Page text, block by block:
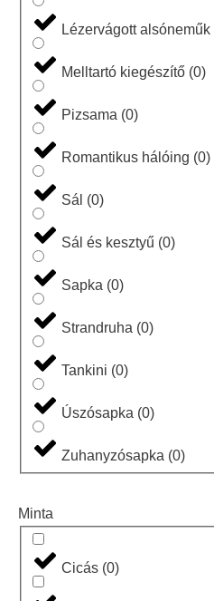
Lézervágott alsóneműk
Melltartó kiegészítő (0)
Pizsama (0)
Romantikus hálóing (0)
Sál (0)
Sál és kesztyű (0)
Sapka (0)
Strandruha (0)
Tankini (0)
Úszósapka (0)
Zuhanyzósapka (0)
Minta
Cicás (0)